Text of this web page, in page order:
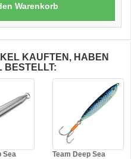
Warenkorb
KAUFTEN, HABEN
BESTELLT:
Sea
Team Deep Sea